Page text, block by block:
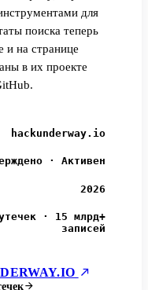
для
поиска теперь
и на странице
в их проекте
hackunderway.io
· Активен
2026
· 15 млрд+
записей